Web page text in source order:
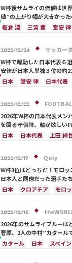
相馬 勇紀
サウジアラビア
古橋 亨梧
町野 修斗 ド
クロアチア
エクアドル
吉田 麻也
佐々木 翔 山
前田 大然
遠藤 航 カタ
セルビア
ガーナ カメ
長友 佑都
植田 直通 久
W杯後サムライの価値は
値”の上がり幅が大きかっ
く
板倉 滉 三笘 薫 堂安 律
クロアチア
浅野 拓磨
スイス
オーストラリア
2022/12/24
サッカー
W杯で躍動した日本代表６
安律が日本人単独３位の約
で“大台超え”を達成したの
日本 堂安 律 日本代表
田中 碧
久保 建英 鎌田
冨安 健洋
2022/12/22
2026年W杯の日本代表メ
を図る守備陣、軸が欲しい
日本
日本代表 上田 綺
権田 修一
シュミット・ダ
板倉 滉
前田 大然 遠藤
クロアチア
オランダ カ
アメリカ
コスタリカ
浅野 拓磨
守田 英正 三
久保 建英
鎌田 大地 堂
町野 修斗
2022/12/17
Qoly
W杯3位はどっちだ！モロッ
日本人と同僚だった選手たち
日本
クロアチア モロ
イングランド
伊東 純也
ルカ・モドリッチ
鎌田
ドイツ
スペイン 韓国
旗手 怜央
古橋 亨梧 堂
2022/12/16
2026年のサムライブルーは
菅原、2人の中村”カタール
の期待
カタール 日本 スペイン